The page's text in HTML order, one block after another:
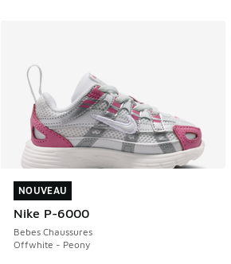
NOUVEAU
Nike P-6000
Bebes Chaussures
Offwhite - Peony
NOUVEAU